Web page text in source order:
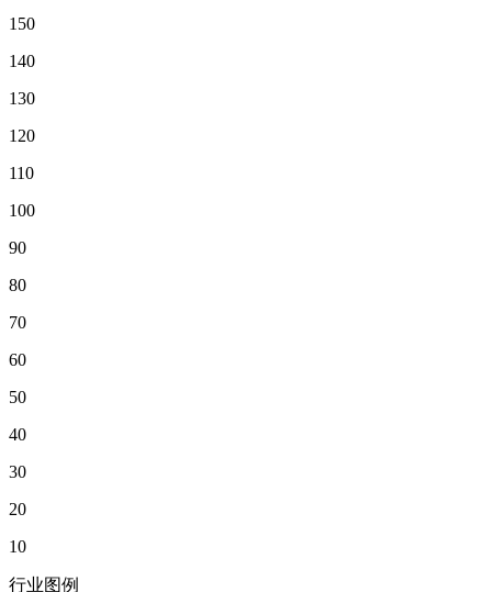
150
140
130
120
110
100
90
80
70
60
50
40
30
20
10
行业图例